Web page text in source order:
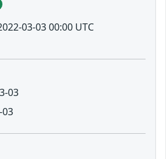
03-03 00:00 UTC
03
03